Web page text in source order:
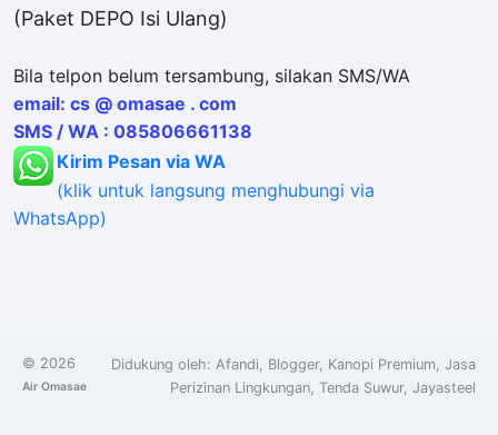
(Paket DEPO Isi Ulang)
Bila telpon belum tersambung, silakan SMS/WA
email: cs @ omasae . com
SMS / WA : 085806661138
Kirim Pesan via WA
(klik untuk langsung menghubungi via
WhatsApp)
© 2026
Air Omasae
Didukung oleh: Afandi Blogger, Kanopi Premium Jasa
Perizinan Lingkungan Tenda Suwur, Jayasteel